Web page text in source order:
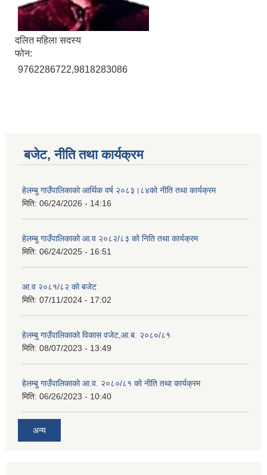
दलित महिला सदस्य
फोन:
9762286722,9818283086
बजेट, नीति तथा कार्यक्रम
हेलम्बु गाउँपालिकाको आर्थिक वर्ष २०८३।८४को नीति तथा कार्यक्रम
मिति: 06/24/2026 - 14:16
हेलम्बु गाउँपालिकाको आ.व २०८२/८३ को निति तथा कार्यक्रम
मिति: 06/24/2025 - 16:51
आ.व २०८१/८२ को बजेट
मिति: 07/11/2024 - 17:02
हेलम्बु गाउँपालिकाको विकास वजेट,आ.ब. २०८०/८१
मिति: 08/07/2023 - 13:49
हेलम्बु गाउँपालिकाको आ.व. २०८०/८१ को नीति तथा कार्यक्रम
मिति: 06/26/2023 - 10:40
अन्य